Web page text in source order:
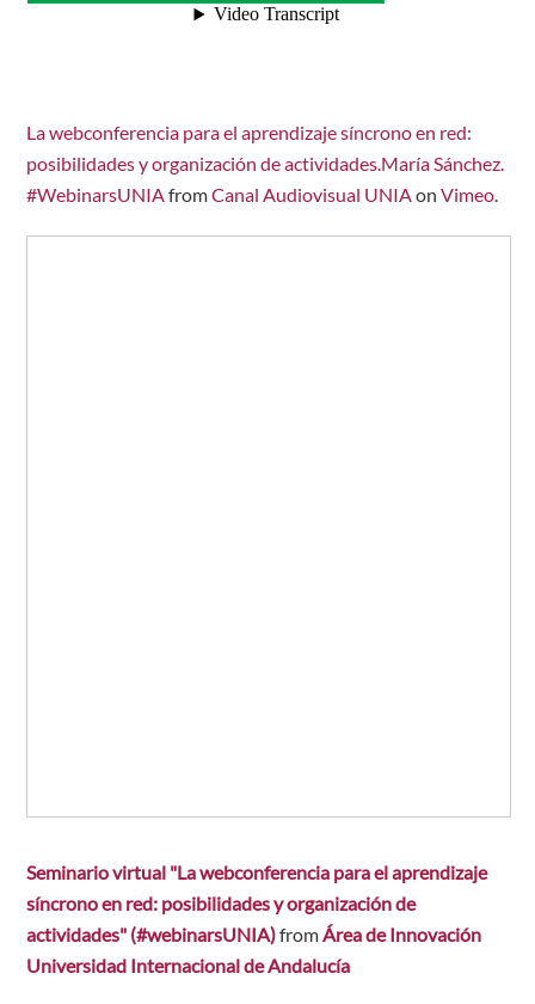
La webconferencia para el aprendizaje síncrono en red:
posibilidades y organización de actividades.María Sánchez.
#WebinarsUNIAfromCanal Audiovisual UNIAonVimeo.
Seminario virtual "La webconferencia para el aprendizaje
síncrono en red: posibilidades y organización de
actividades" (#webinarsUNIA)from Área de Innovación
Universidad Internacional de Andalucía